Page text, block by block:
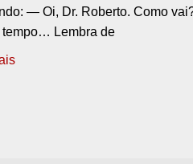
— Oi, Dr. Roberto. Como
tempo… Lembra de